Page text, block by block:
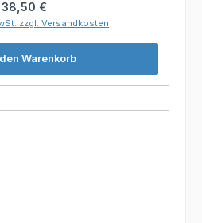
Regulärer Preis:
38,50 €
zzgl. Versandkosten
Warenkorb